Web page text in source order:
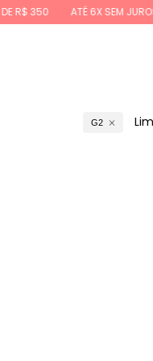
ATÉ 6X SEM JUROS
G2